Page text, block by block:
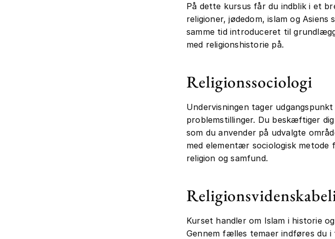
På dette kursus får du indblik i et
religioner, jødedom, islam og
samme tid introduceret til
med religionshistorie på.
Religionssociologi
Undervisningen tager
problemstillinger. Du beskæftiger
som du anvender på udvalgte
med elementær sociologisk
religion og samfund.
Kurset handler om Islam i historie
Gennem fælles temaer indføres du i